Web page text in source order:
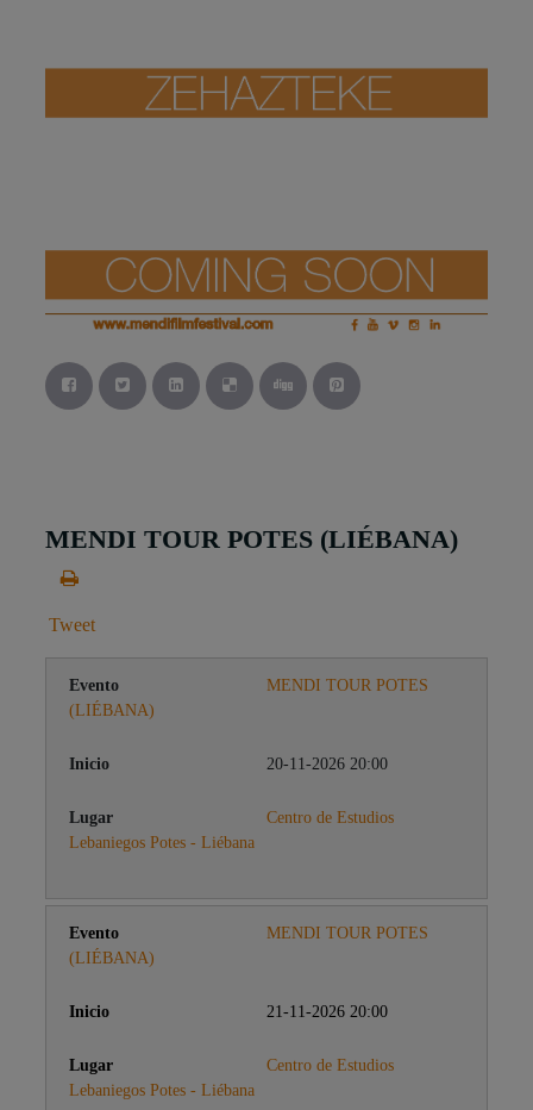
MENDI TOUR POTES (LIÉBANA)
Tweet
MENDI TOUR POTES
(LIÉBANA)
20-11-2026 20:00
Centro de Estudios
Lebaniegos Potes - Liébana
MENDI TOUR POTES
(LIÉBANA)
21-11-2026 20:00
Centro de Estudios
Lebaniegos Potes - Liébana